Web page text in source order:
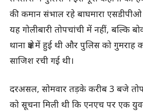
की कमान संभाल रहे बाघमारा
यह गोलीबारी तोपचांची में नहीं, बल्कि
थाना क्षेत्र में हुई थी और पुलिस को
साजिश रची गई थी।
दरअसल, सोमवार तड़के करीब 3 बजे
को सूचना मिली थी कि एनएच पर एक